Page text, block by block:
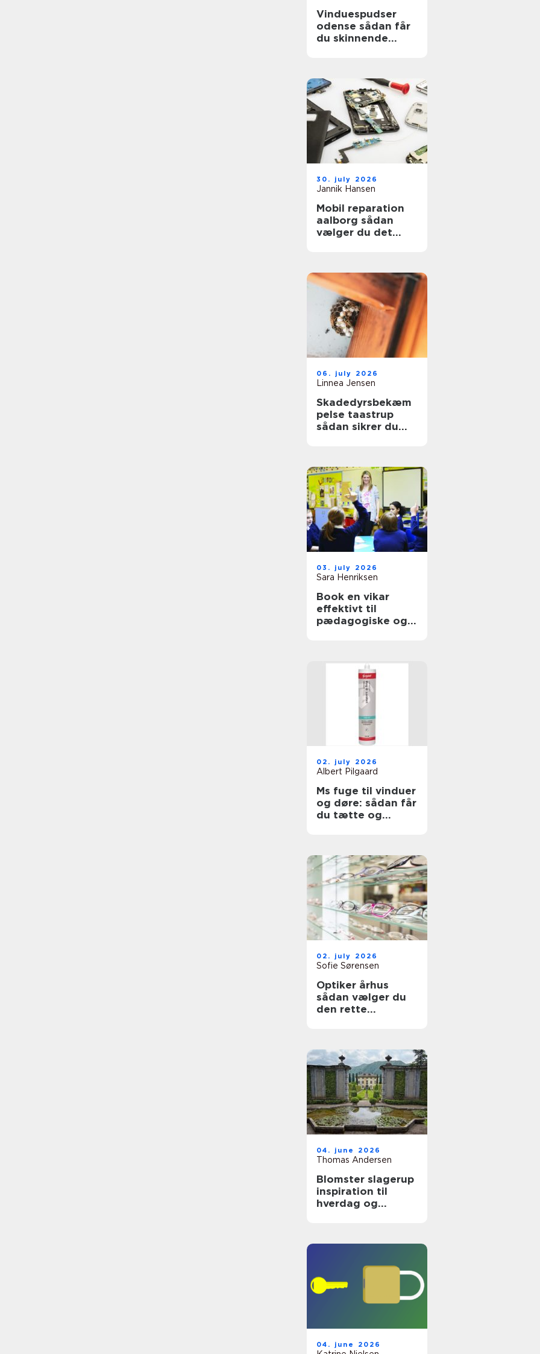
Vinduespudser
odense sådan får
du skinnende
30. july 2026
Jannik Hansen
Mobil reparation
aalborg sådan
vælger du det
06. july 2026
Linnea Jensen
Skadedyrsbekæm
pelse taastrup
sådan sikrer du
03. july 2026
Sara Henriksen
Book en vikar
effektivt til
pædagogiske og
02. july 2026
Albert Pilgaard
Ms fuge til vinduer
og døre: sådan får
du tætte og
02. july 2026
Sofie Sørensen
Optiker århus
sådan vælger du
den rette
04. june 2026
Thomas Andersen
Blomster slagerup
inspiration til
hverdag og
04. june 2026